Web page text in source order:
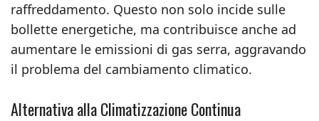
raffreddamento. Questo non solo incide sulle
bollette energetiche, ma contribuisce anche ad
aumentare le emissioni di gas serra, aggravando
il problema del cambiamento climatico.
Alternativa alla Climatizzazione Continua